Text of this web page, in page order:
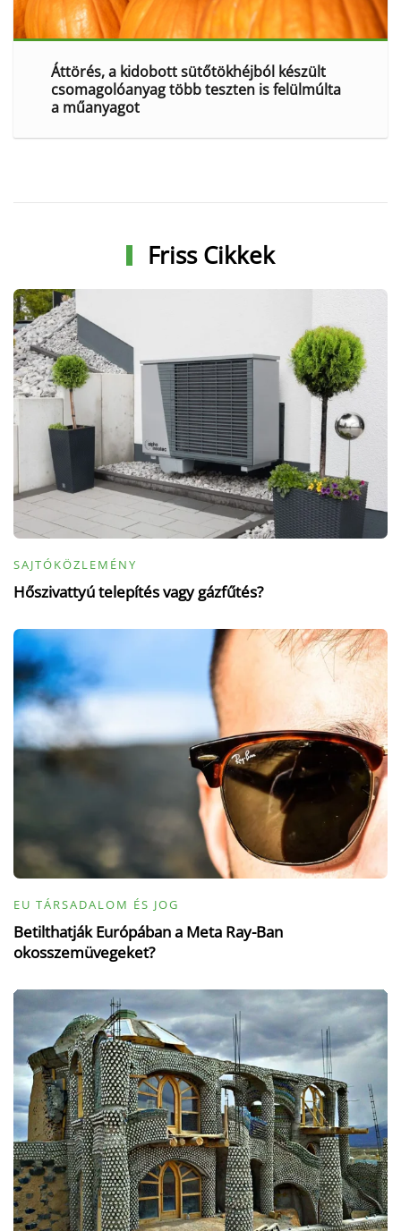
Áttörés, a kidobott sütőtökhéjból készült
csomagolóanyag több teszten is felülmúlta
a műanyagot
Friss Cikkek
SAJTÓKÖZLEMÉNY
Hőszivattyú telepítés vagy gázfűtés?
EU TÁRSADALOM ÉS JOG
Betilthatják Európában a Meta Ray-Ban
okosszemüvegeket?